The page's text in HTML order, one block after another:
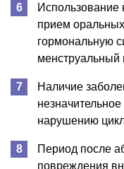
Использование
прием
гормональную
менструальный
Наличие
нарушению
Период после
повреждения